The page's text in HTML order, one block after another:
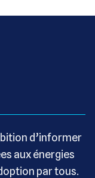
d’informer
aux énergies
par tous.